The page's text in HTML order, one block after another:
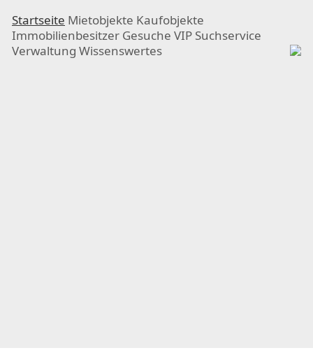
Startseite Mietobjekte Kaufobjekte
Immobilienbesitzer Gesuche VIP Suchservice
Verwaltung Wissenswertes